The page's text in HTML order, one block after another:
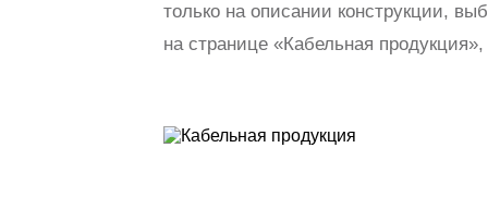
только на описании конструкции,
на странице «Кабельная